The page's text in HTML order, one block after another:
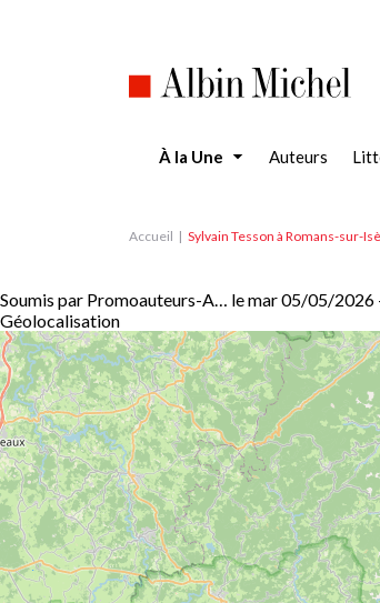
À la Une Auteurs
Accueil Sylvain Tesson à Romans-sur-
Soumis par Promoauteurs-A… lemar 05/05/2026
Géolocalisation